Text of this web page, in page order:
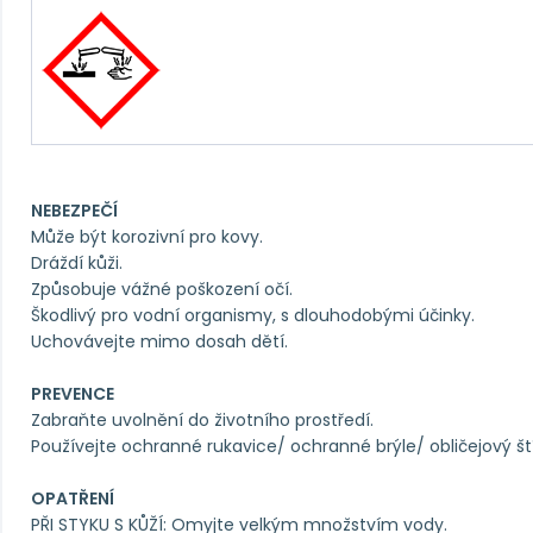
NEBEZPEČÍ
Může být korozivní pro kovy.
Dráždí kůži.
Způsobuje vážné poškození očí.
Škodlivý pro vodní organismy, s dlouhodobými účinky.
Uchovávejte mimo dosah dětí.
PREVENCE
Zabraňte uvolnění do životního prostředí.
Používejte ochranné rukavice/ ochranné brýle/ obličejový
OPATŘENÍ
PŘI STYKU S KŮŽÍ: Omyjte velkým množstvím vody.